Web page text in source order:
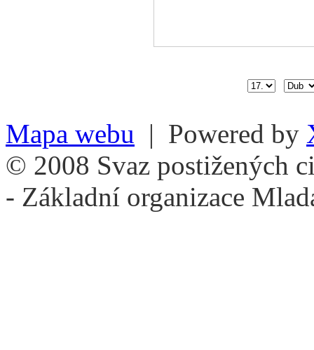
Mapa webu | Powered by
© 2008 Svaz postižených
- Základní organizace